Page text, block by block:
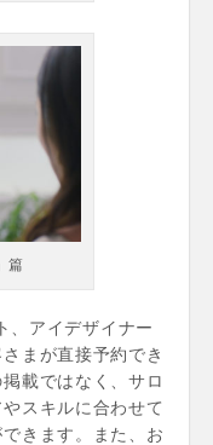
篇
、アイデザイナー
まが直接予約でき
載ではなく、サロ
スキルに合わせて
きます。また、お